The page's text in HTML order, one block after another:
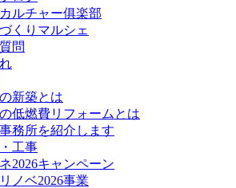
ルチャー俱楽部
くりマルシェ
問
新築とは
低燃費リフォームとは
務所を紹介します
工事
2026キャンペーン
ノベ2026事業